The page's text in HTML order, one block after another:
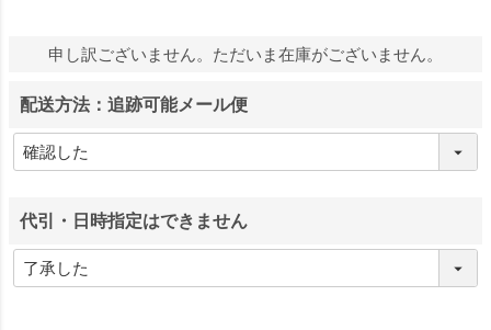
申し訳ございません。ただいま在庫がございません。
配送方法：追跡可能メール便
代引・日時指定はできません